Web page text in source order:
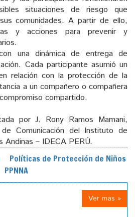
situaciones de riesgo que
comunidades. A partir de ello,
y acciones para prevenir y
una dinámica de entrega de
Cada participante asumió un
relación con la protección de la
a un compañero o compañera
compartido.
por J. Rony Ramos Mamani,
Comunicación del Instituto de
Andinas – IDECA PERÚ.
Políticas de Protección de Niños
PPNNA
Ver mas »